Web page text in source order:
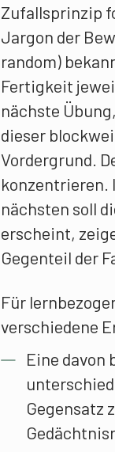
Zufallsprinzip
Jargon der
random)
Fertigkeit
nächste
dieser
Vordergrund.
konzentrieren.
nächsten soll
erscheint,
Gegenteil der
Für
verschiedene
Eine davon
Gegensatz